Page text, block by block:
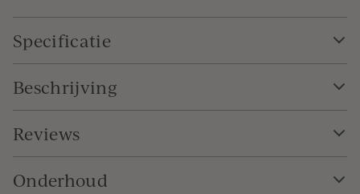
Specificatie
Beschrijving
Reviews
Onderhoud